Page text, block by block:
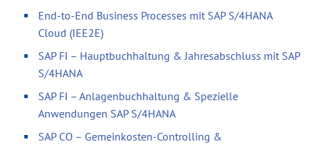
End-to-End Business Processes mit SAP S/4HANA
Cloud (IEE2E)
SAP FI – Hauptbuchhaltung & Jahresabschluss mit SAP
S/4HANA
SAP FI – Anlagenbuchhaltung & Spezielle
Anwendungen SAP S/4HANA
SAP CO – Gemeinkosten-Controlling &